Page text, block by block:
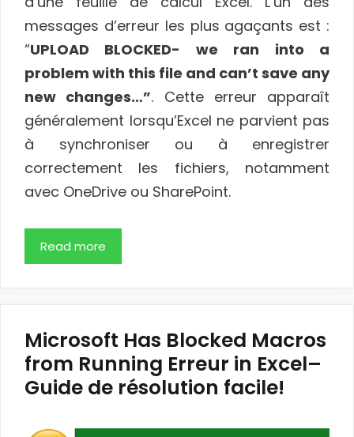
messages d’erreur les plus agaçants est :
“UPLOAD BLOCKED- we ran into a
problem with this file and can’t save any
new changes…”. Cette erreur apparaît
généralement lorsqu’Excel ne parvient pas
à synchroniser ou à enregistrer
correctement les fichiers, notamment
avec OneDrive ou SharePoint.
Read more
Microsoft Has Blocked Macros
from Running Erreur in Excel–
Guide de résolution facile!